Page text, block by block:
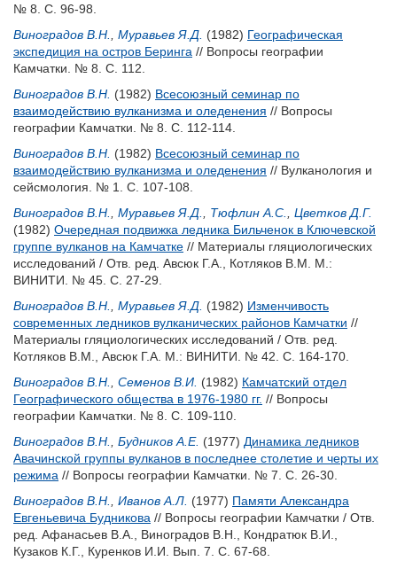
№ 8. С. 96-98.
Виноградов В.Н.
Муравьев Я.Д. (1982) Географическая
экспедиция на остров Беринга // Вопросы географии
Камчатки. № 8. С. 112.
Виноградов В.Н. (1982) Всесоюзный семинар по
взаимодействию вулканизма и оледенения // Вопросы
географии Камчатки. № 8. С. 112-114.
Виноградов В.Н. (1982) Всесоюзный семинар по
взаимодействию вулканизма и оледенения // Вулканология и
сейсмология. № 1. С. 107-108.
Виноградов В.Н.
Муравьев Я.Д. Тюфлин А.С.
Цветков Д.Г.
(1982) Очередная подвижка ледника Бильченок в Ключевской
группе вулканов на Камчатке // Материалы гляциологических
исследований / Отв. ред. Авсюк Г.А. Котляков В.М.
М.:
ВИНИТИ. № 45. С. 27-29.
Виноградов В.Н.
Муравьев Я.Д. (1982) Изменчивость
современных ледников вулканических районов Камчатки //
Материалы гляциологических исследований / Отв. ред.
Котляков В.М.
Авсюк Г.А. М.: ВИНИТИ. № 42. С. 164-170.
Виноградов В.Н.
Семенов В.И. (1982) Камчатский отдел
Географического общества в 1976-1980 гг. // Вопросы
географии Камчатки. № 8. С. 109-110.
Виноградов В.Н.
Будников А.Е. (1977) Динамика ледников
Авачинской группы вулканов в последнее столетие и черты их
режима // Вопросы географии Камчатки. № 7. С. 26-30.
Виноградов В.Н.
Иванов А.Л. (1977) Памяти Александра
Евгеньевича Будникова // Вопросы географии Камчатки / Отв.
ред. Афанасьев В.А. Виноградов В.Н. Кондратюк В.И.
Кузаков К.Г.
Куренков И.И. Вып. 7. С. 67-68.